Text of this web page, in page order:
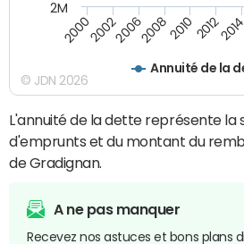
Annuité de la
20002002200620082010 20122014
2M
© JDN 2026
L'annuité de la dette représente la
d'emprunts et du montant du
de Gradignan.
A ne pas manquer
Recevez nos astuces et bons plans